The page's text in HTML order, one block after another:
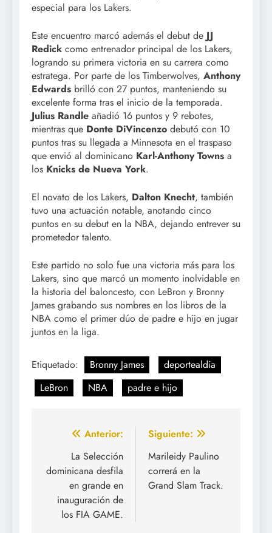
especial para los Lakers.
Este encuentro marcó además el debut de JJ
Redick como entrenador principal de los Lakers,
logrando su primera victoria en su carrera como
estratega. Por parte de los Timberwolves, Anthony
Edwards brilló con 27 puntos, manteniendo su
excelente forma tras el inicio de la temporada.
Julius Randle añadió 16 puntos y 9 rebotes,
mientras que Donte DiVincenzo debutó con 10
puntos tras su llegada a Minnesota en el traspaso
que envió al dominicano Karl-Anthony Towns a
los Knicks de Nueva York.
El novato de los Lakers, Dalton Knecht, también
tuvo una actuación notable, anotando cinco
puntos en su debut en la NBA, dejando entrever su
prometedor talento.
Este partido no solo fue una victoria más para los
Lakers, sino que marcó un momento inolvidable en
la historia del baloncesto, con LeBron y Bronny
James grabando sus nombres en los libros de la
NBA como el primer dúo de padre e hijo en jugar
juntos en la liga.
Etiquetado: Bronny James
deportealdia
LeBron
NBA padre e hijo
Navegación
entradas
Anterior:
La Selección
dominicana desfila
en grande en
inauguración de
los FIA GAME.
Siguiente:
Marileidy Paulino
correrá en la
Grand Slam Track.